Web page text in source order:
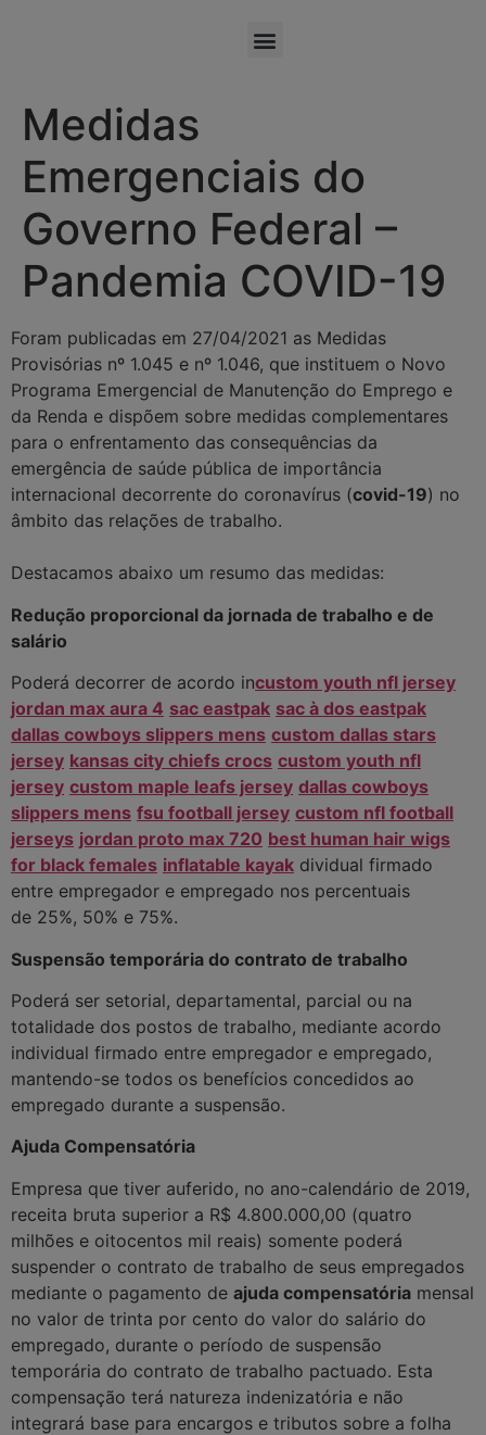
Medidas
Emergenciais do
Governo Federal –
Pandemia COVID-19
Foram publicadas em 27/04/2021 as Medidas
Provisórias nº 1.045 e nº 1.046, que instituem o Novo
Programa Emergencial de Manutenção do Emprego e
da Renda e dispõem sobre medidas complementares
para o enfrentamento das consequências da
emergência de saúde pública de importância
internacional decorrente do coronavírus (covid-19) no
âmbito das relações de trabalho.
haynesplumbingllc.com bogner overal
janwoodharrisart.com
lepetitartichaut.com team easy on tøj til salg
lucianosousa.net bogner overal janwoodharrisart.com
justineanweiler.com
Destacamos abaixo um resumo das medidas:
Redução proporcional da jornada de trabalho e de
salário
Poderá decorrer de acordo incustom youth nfl jersey
jordan max aura 4 sac eastpak sac à dos eastpak
dallas cowboys slippers mens custom dallas stars
jersey kansas city chiefs crocs custom youth nfl
jersey custom maple leafs jersey dallas cowboys
slippers mens fsu football jersey custom nfl football
jerseys jordan proto max 720 best human hair wigs
for black females inflatable kayak dividual firmado
entre empregador e empregado nos percentuais
de 25%, 50% e 75%.
Suspensão temporária do contrato de trabalho
Poderá ser setorial, departamental, parcial ou na
totalidade dos postos de trabalho, mediante acordo
individual firmado entre empregador e empregado,
mantendo-se todos os benefícios concedidos ao
empregado durante a suspensão.
Ajuda Compensatória
Empresa que tiver auferido, no ano-calendário de 2019,
receita bruta superior a R$ 4.800.000,00 (quatro
milhões e oitocentos mil reais) somente poderá
suspender o contrato de trabalho de seus empregados
mediante o pagamento de ajuda compensatória mensal
no valor de trinta por cento do valor do salário do
empregado, durante o período de suspensão
temporária do contrato de trabalho pactuado. Esta
compensação terá natureza indenizatória e não
integrará base para encargos e tributos sobre a folha